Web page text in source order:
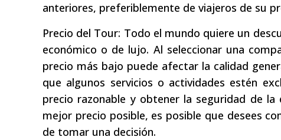
anteriores, preferiblemente de viajeros de su
Precio del Tour: Todo el mundo quiere un
económico o de lujo. Al seleccionar una
precio más bajo puede afectar la calidad
que algunos servicios o actividades estén
precio razonable y obtener la seguridad de
mejor precio posible, es posible que desees
de tomar una decisión.